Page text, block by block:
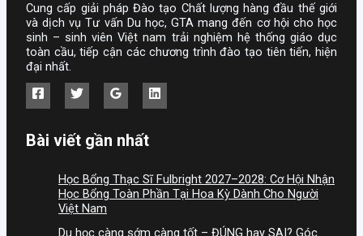
Cung cấp giải pháp Đào tạo Chất lượng hàng đầu thế giới
và dịch vụ Tư vấn Du học, GTA mang đến cơ hội cho học
sinh – sinh viên Việt nam trải nghiệm hệ thống giáo dục
toàn cầu, tiếp cận các chương trình đào tạo tiên tiến, hiện
đại nhất.
Bài viết gần nhất
Học Bổng Thạc Sĩ Fulbright 2027–2028: Cơ Hội Nhận
Học Bổng Toàn Phần Tại Hoa Kỳ Dành Cho Người
Việt Nam
Du học càng sớm càng tốt – ĐÚNG hay SAI? Góc